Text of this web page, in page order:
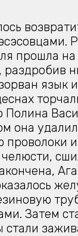
прошла
раздробив
язык
она
Затем